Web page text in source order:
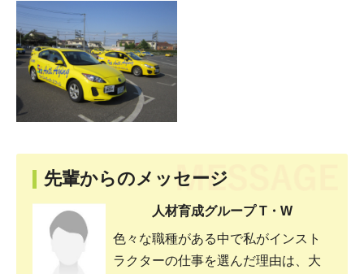
先輩からのメッセージ
人材育成グループ T・W
色々な職種がある中で私がインスト
ラクターの仕事を選んだ理由は、大